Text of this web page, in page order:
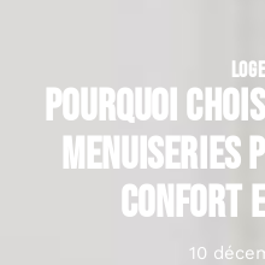
Pourquoi
menuiseries
confort
10